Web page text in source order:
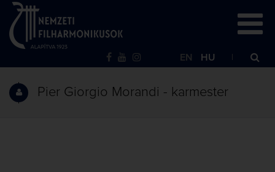
EN HU
Pier Giorgio Morandi - karmester